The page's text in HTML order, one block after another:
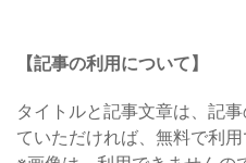
【記事の利用について】
タイトルと記事文章は、記
ていただければ、無料で利用